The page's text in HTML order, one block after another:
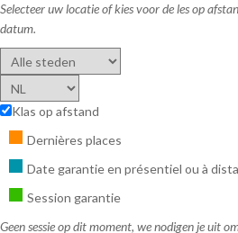
Selecteer uw locatie of kies voor de les op
datum.
Klas op afstand
Dernières places
Date garantie en présentiel ou à
Session garantie
Geen sessie op dit moment, we nodigen je uit